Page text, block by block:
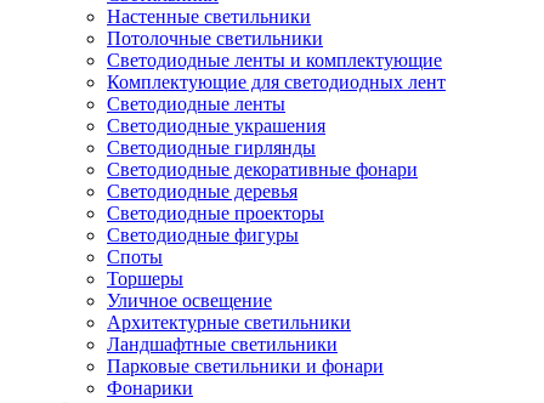
Настенные светильники
Потолочные светильники
Светодиодные ленты и комплектующие
Комплектующие для светодиодных лент
Светодиодные ленты
Светодиодные украшения
Светодиодные гирлянды
Светодиодные декоративные фонари
Светодиодные деревья
Светодиодные проекторы
Светодиодные фигуры
Споты
Торшеры
Уличное освещение
Архитектурные светильники
Ландшафтные светильники
Парковые светильники и фонари
Фонарики